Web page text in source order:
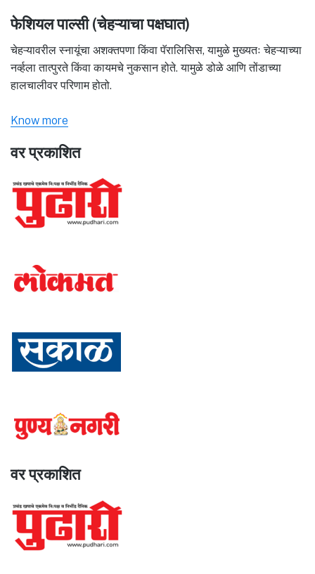
फेशियल पाल्सी (चेहऱ्याचा पक्षघात)
चेहऱ्यावरील स्नायूंचा अशक्तपणा किंवा पॅरालिसिस, यामुळे मुख्यतः चेहऱ्याच्या
नर्व्हला तात्पुरते किंवा कायमचे नुकसान होते. यामुळे डोळे आणि तोंडाच्या
हालचालीवर परिणाम होतो.
Know more
वर प्रकाशित
वर प्रकाशित